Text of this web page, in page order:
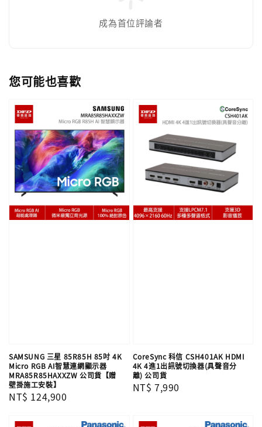
成為首位評論者
您可能也喜歡
SAMSUNG 三星 85R85H 85吋 4K
Micro RGB AI智慧連網顯示器
MRA85R85HAXXZW 公司貨【贈
壁掛施工安裝】
Regular
NT$ 124,900
CoreSync 科信 CSH401AK HDMI
4K 4進1出訊號切換器(具聲音分
離) 公司貨
Regular
NT$ 7,990